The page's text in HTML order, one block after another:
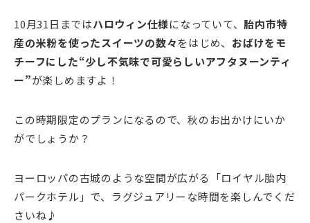
10月31日まではハロウィン仕様になっていて、 胎内市特
産の米粉を使ったスイーツの数々をはじめ、 おばけをモ
チーフにした“少し不気味で可愛らしいアフタヌーンティ
ー”が楽しめますよ！
この時期限定のプランになるので、秋のお出かけにいか
がでしょうか？
ヨーロッパの古城のような空間が広がる「ロイヤル胎内
パークホテル」で、ラグジュアリーな時間を楽しんでくだ
さいね♪